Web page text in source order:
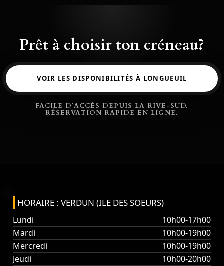
Prêt à choisir ton créneau?
VOIR LES DISPONIBILITÉS À LONGUEUIL
FACILE D’ACCÈS DEPUIS LA RIVE-SUD.
RÉSERVATION RAPIDE EN LIGNE.
HORAIRE : VERDUN (ILE DES SOEURS)
Lundi
10h00-17h00
Mardi
10h00-19h00
Mercredi
10h00-19h00
Jeudi
10h00-20h00